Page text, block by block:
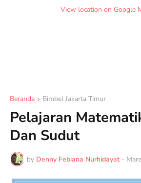
View location on Google
Beranda Bimbel Jakarta Timur
Pelajaran
Dan Sudut
by Denny Febiana Nurhidayat -